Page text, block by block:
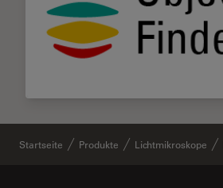
Startseite Produkte Lichtmikroskope